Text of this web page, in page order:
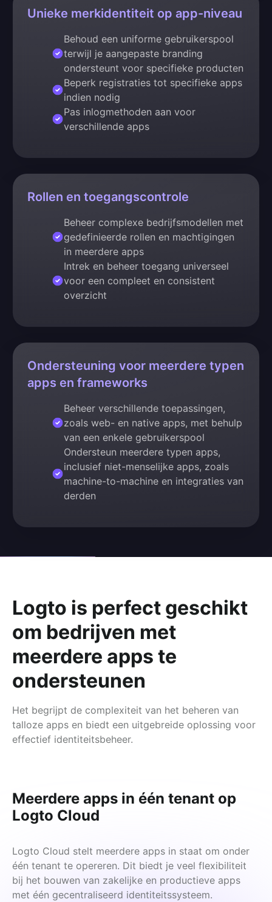
Unieke merkidentiteit op app-niveau
Behoud een uniforme gebruikerspool
terwijl je aangepaste branding
ondersteunt voor specifieke producten
Beperk registraties tot specifieke apps
indien nodig
Pas inlogmethoden aan voor
verschillende apps
Rollen en toegangscontrole
Beheer complexe bedrijfsmodellen met
gedefinieerde rollen en machtigingen
in meerdere apps
Intrek en beheer toegang universeel
voor een compleet en consistent
overzicht
Ondersteuning voor meerdere typen
apps en frameworks
Beheer verschillende toepassingen,
zoals web- en native apps, met behulp
van een enkele gebruikerspool
Ondersteun meerdere typen apps,
inclusief niet-menselijke apps, zoals
machine-to-machine en integraties van
derden
Logto is perfect geschikt
om bedrijven met
meerdere apps te
ondersteunen
Het begrijpt de complexiteit van het beheren van
talloze apps en biedt een uitgebreide oplossing voor
effectief identiteitsbeheer.
Meerdere apps in één tenant op
Logto Cloud
Logto Cloud stelt meerdere apps in staat om onder
één tenant te opereren. Dit biedt je veel flexibiliteit
bij het bouwen van zakelijke en productieve apps
met één gecentraliseerd identiteitssysteem.